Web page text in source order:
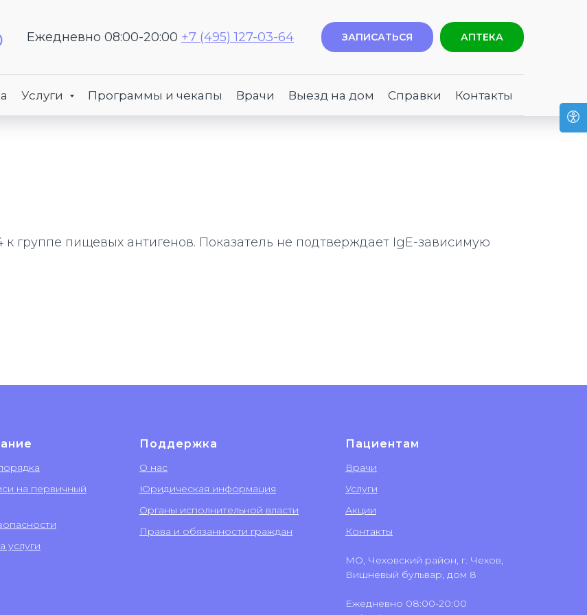
Ежедневно 08:00-20:00 +7 (495) 127-03-64 ЗАПИСАТЬСЯ АПТЕКА
Услуги Программы и чекапы Врачи Выезд на дом Справки Контакты
группе пищевых антигенов. Показатель не подтверждает IgE-зависимую
на первичный
услуги
Поддержка
О нас
Юридическая информация
Органы исполнительной власти
Права и обязанности граждан
Пациентам
Врачи
Услуги
Акции
Контакты
МО, Чеховский район, г. Чехов,
Вишневый бульвар, дом 8
Ежедневно 08:00-20:00